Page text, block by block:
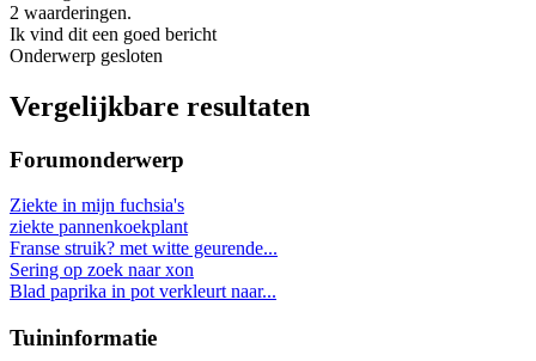
2 waarderingen.
Ik vind dit een goed bericht
Onderwerp gesloten
Vergelijkbare resultaten
Forumonderwerp
Ziekte in mijn fuchsia's
ziekte pannenkoekplant
Franse struik? met witte geurende...
Sering op zoek naar xon
Blad paprika in pot verkleurt naar...
Tuininformatie